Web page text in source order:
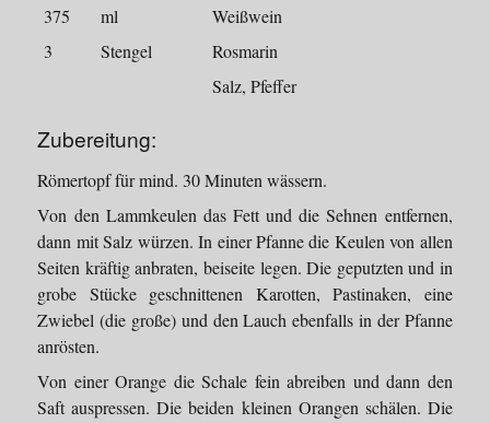
375
ml
Weißwein
3
Stengel
Rosmarin
Salz, Pfeffer
Zubereitung:
Römertopf für mind. 30 Minuten wässern.
Von den Lammkeulen das Fett und die Sehnen entfernen,
dann mit Salz würzen. In einer Pfanne die Keulen von allen
Seiten kräftig anbraten, beiseite legen. Die geputzten und in
grobe Stücke geschnittenen Karotten, Pastinaken, eine
Zwiebel (die große) und den Lauch ebenfalls in der Pfanne
anrösten.
Von einer Orange die Schale fein abreiben und dann den
Saft auspressen. Die beiden kleinen Orangen schälen. Die